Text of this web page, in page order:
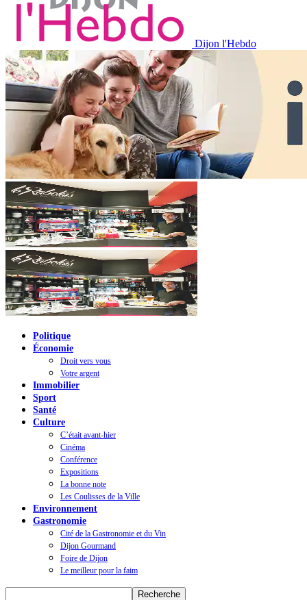
Dijon l'Hebdo
Politique
Économie
Droit vers vous
Votre argent
Immobilier
Sport
Santé
Culture
C’était avant-hier
Cinéma
Conférence
Expositions
La bonne note
Les Coulisses de la Ville
Environnement
Gastronomie
Cité de la Gastronomie et du Vin
Dijon Gourmand
Foire de Dijon
Le meilleur pour la faim